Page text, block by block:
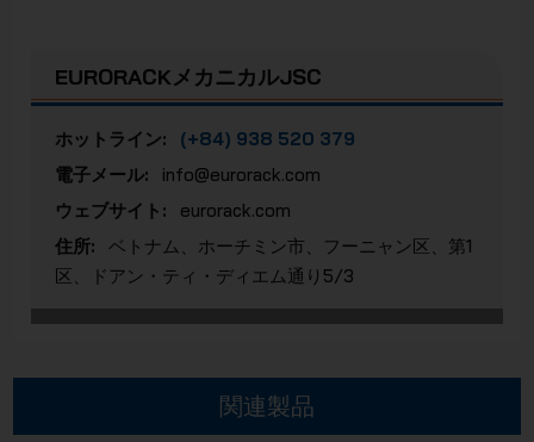
EURORACKメカニカルJSC
ホットライン:
(+84) 938 520 379
電子メール:
info@eurorack.com
ウェブサイト:
eurorack.com
住所:
ベトナム、ホーチミン市、フーニャン区、第1
区、ドアン・ティ・ディエム通り5/3
関連製品